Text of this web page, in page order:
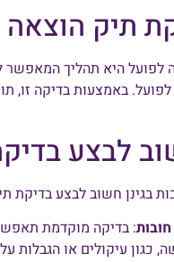
תיק
לפועל היא תהליך המאפשר
באמצעות בדיקה זו,
לבצע
בגינן חשוב לבצע בדיקת
: בדיקה מוקדמת
כגון עיקולים או הגבלות